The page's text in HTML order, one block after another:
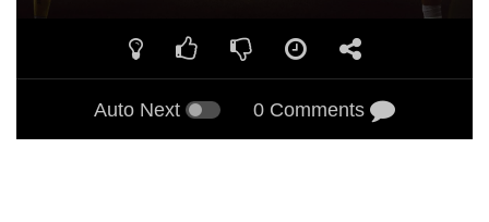
Auto Next 0 Comments